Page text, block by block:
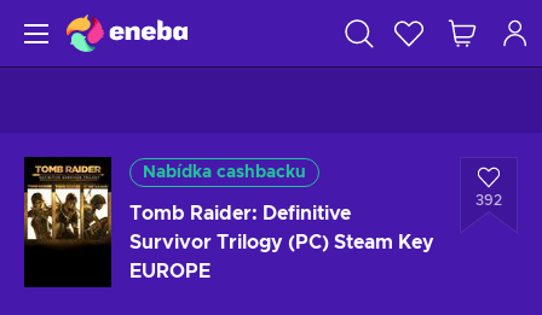
Nabídka cashbacku
Tomb Raider: Definitive
Survivor Trilogy (PC) Steam Key
EUROPE
392